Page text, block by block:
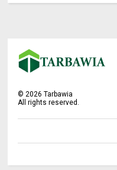
© 2026 Tarbawia
All rights reserved.